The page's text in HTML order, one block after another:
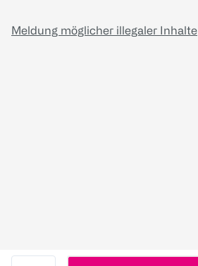
Meldung möglicher illegaler Inhalte